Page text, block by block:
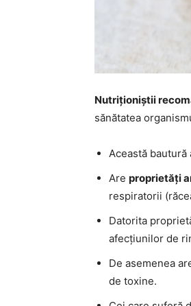
Nutriționiștii
sănătatea
Această bautură
Are proprietăți
respiratorii
Datorita
afecțiunilor de
De asemenea
de toxine.